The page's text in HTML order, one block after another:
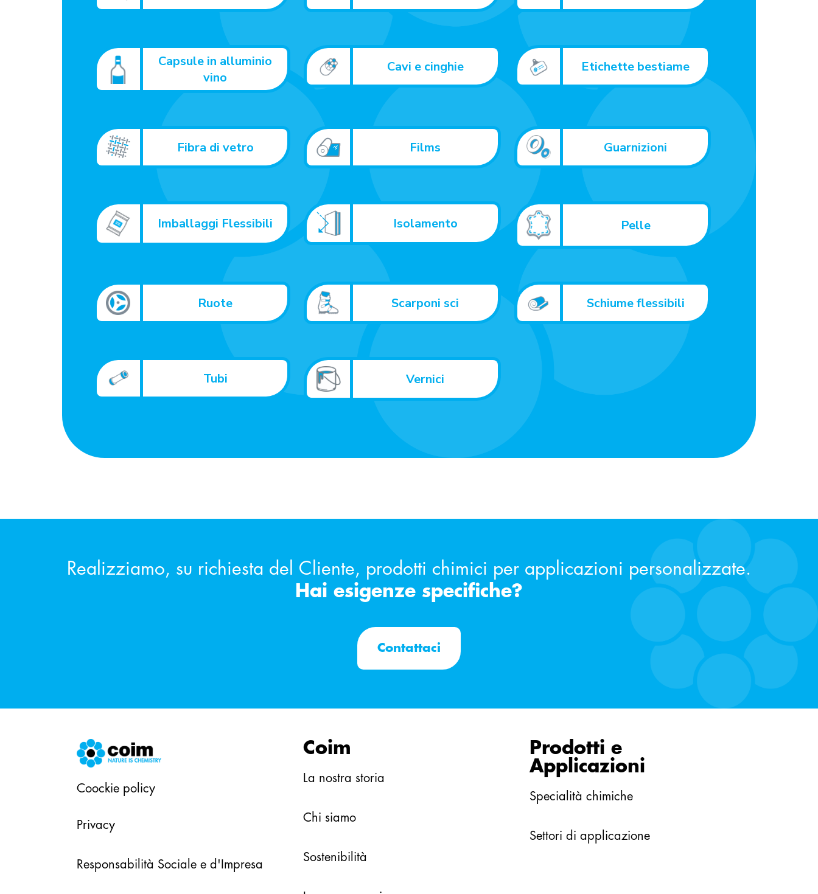
Capsule in alluminio
vino
Cavi e cinghie Etichette bestiame
Fibra di vetro Films Guarnizioni
Imballaggi Flessibili Isolamento Pelle
Ruote Scarponi sci Schiume flessibili
Tubi Vernici
Realizziamo, su richiesta del Cliente, prodotti chimici per applicazioni personalizzate.
Hai esigenze specifiche?
Contattaci
Coockie policy
Privacy
Responsabilità Sociale e d'Impresa
Coim
La nostra storia
Chi siamo
Sostenibilità
Prodotti e
Applicazioni
Specialità chimiche
Settori di applicazione